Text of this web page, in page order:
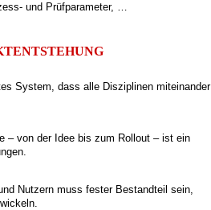
und Prüfparameter, …
System, dass alle Disziplinen miteinander
– von der Idee bis zum Rollout – ist ein
Nutzern muss fester Bestandteil sein,